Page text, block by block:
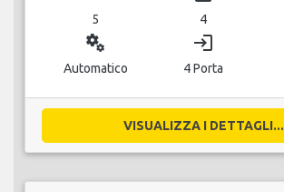
5 4
miscellaneous_services
Automatico
login
4 Porta
VISUALIZZA I DETTAGLI...